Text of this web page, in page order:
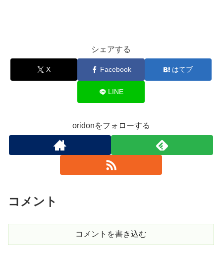
シェアする
X Facebook はてブ
LINE
oridonをフォローする
コメント
コメントを書き込む